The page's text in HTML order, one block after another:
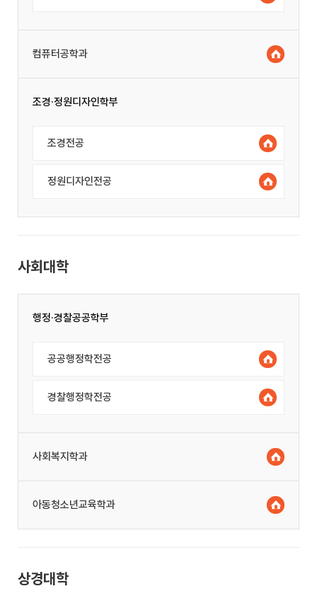
컴퓨터공학과
조경·정원디자인학부
조경전공
정원디자인전공
사회대학
행정·경찰공공학부
공공행정학전공
경찰행정학전공
사회복지학과
아동청소년교육학과
상경대학